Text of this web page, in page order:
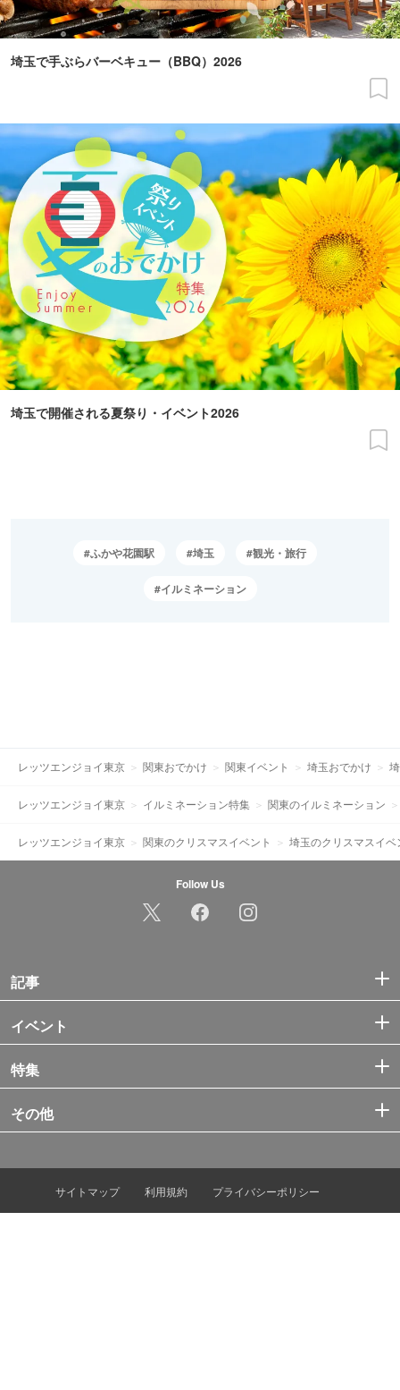
埼玉で手ぶらバーベキュー（BBQ）2026
埼玉で開催される夏祭り・イベント2026
ふかや花園駅 埼玉 観光・旅行
イルミネーション
レッツエンジョイ東京 関東おでかけ 関東イベント 埼玉おでかけ
レッツエンジョイ東京 イルミネーション特集 関東のイルミネーション
レッツエンジョイ東京 関東のクリスマスイベント 埼玉のクリスマスイベ
Follow Us
記事
イベント
特集
その他
サイトマップ 利用規約
プライバシーポリシー